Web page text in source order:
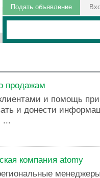
Подать объявление
продажам
и помощь при
и донести
...
компания atomy